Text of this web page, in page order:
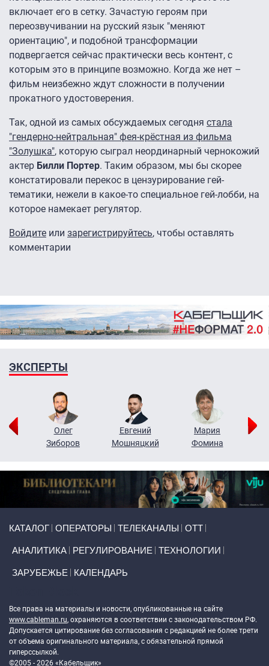
включает его в сетку. Зачастую героям при
переозвучивании на русский язык "меняют
ориентацию", и подобной трансформации
подвергается сейчас практически весь контент, с
которым это в принципе возможно. Когда же нет –
фильм неизбежно ждут сложности в получении
прокатного удостоверения.
Так, одной из самых обсуждаемых сегодня стала
"гендерно-нейтральная" фея-крёстная из фильма
"Золушка", которую сыграл неординарный чернокожий
актер Билли Портер. Таким образом, мы бы скорее
констатировали перекос в цензурирование гей-
тематики, нежели в какое-то специальное гей-лобби, на
которое намекает регулятор.
Войдите или зарегистрируйтесь, чтобы оставлять
комментарии
ЭКСПЕРТЫ
Олег
Зиборов
Евгений
Мошняцкий
Мария
Фомина
КАТАЛОГ ОПЕРАТОРЫ ТЕЛЕКАНАЛЫ ОТТ
АНАЛИТИКА РЕГУЛИРОВАНИЕ ТЕХНОЛОГИИ
ЗАРУБЕЖЬЕ КАЛЕНДАРЬ
Все права на материалы и новости, опубликованные на сайте
www.cableman.ru, охраняются в соответствии с законодательством РФ.
Допускается цитирование без согласования с редакцией не более трети
от объема оригинального материала, с обязательной прямой
гиперссылкой.
©2005 - 2026 «Кабельщик»